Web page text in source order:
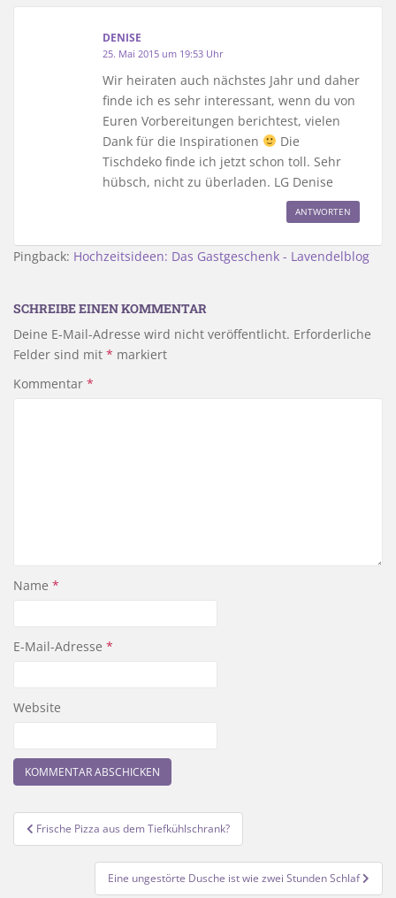
DENISE
25. Mai 2015 um 19:53 Uhr
Wir heiraten auch nächstes Jahr und daher
finde ich es sehr interessant, wenn du von
Euren Vorbereitungen berichtest, vielen
Dank für die Inspirationen
Die
Tischdeko finde ich jetzt schon toll. Sehr
hübsch, nicht zu überladen. LG Denise
ANTWORTEN
Pingback: Hochzeitsideen: Das Gastgeschenk - Lavendelblog
SCHREIBE EINEN KOMMENTAR
Deine E-Mail-Adresse wird nicht veröffentlicht. Erforderliche
Felder sind mit * markiert
Kommentar *
Name *
E-Mail-Adresse *
Website
Beitragsnavigation
Frische Pizza aus dem Tiefkühlschrank?
Eine ungestörte Dusche ist wie zwei Stunden Schlaf